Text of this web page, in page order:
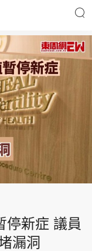
財經
生活
員活動
專欄
停新症 議員
漏洞